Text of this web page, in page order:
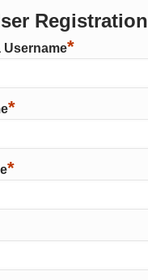
Registration
Username*
*
*